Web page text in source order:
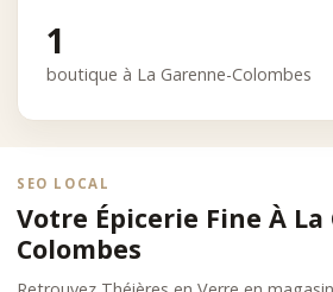
1
boutique à La Garenne-Colombes
SEO LOCAL
Votre Épicerie Fine À
Colombes